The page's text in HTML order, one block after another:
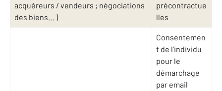
acquéreurs / vendeurs ; négociations
des biens… )
précontractue
lles
Consentemen
t de l’individu
pour le
démarchage
par email